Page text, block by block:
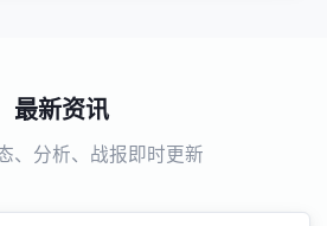
最新资讯
、分析、战报即时更新